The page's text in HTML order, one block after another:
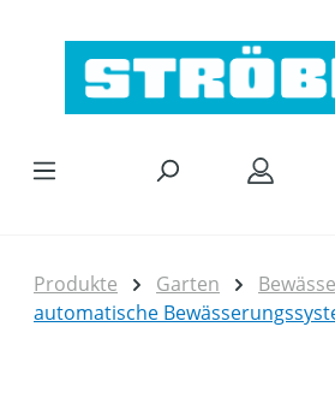
Produkte Garten
automatische